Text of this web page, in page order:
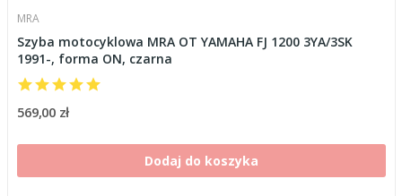
MRA
Szyba motocyklowa MRA OT YAMAHA FJ 1200 3YA/3SK
1991-, forma ON, czarna
569,00 zł
Dodaj do koszyka